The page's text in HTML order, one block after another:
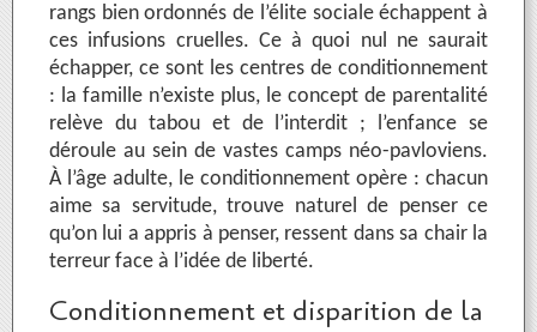
rangs bien ordonnés de l’élite sociale échappent à
ces infusions cruelles. Ce à quoi nul ne saurait
échapper, ce sont les centres de conditionnement
: la famille n’existe plus, le concept de parentalité
relève du tabou et de l’interdit ; l’enfance se
déroule au sein de vastes camps néo-pavloviens.
À l’âge adulte, le conditionnement opère : chacun
aime sa servitude, trouve naturel de penser ce
qu’on lui a appris à penser, ressent dans sa chair la
terreur face à l’idée de liberté.
Conditionnement et disparition de la